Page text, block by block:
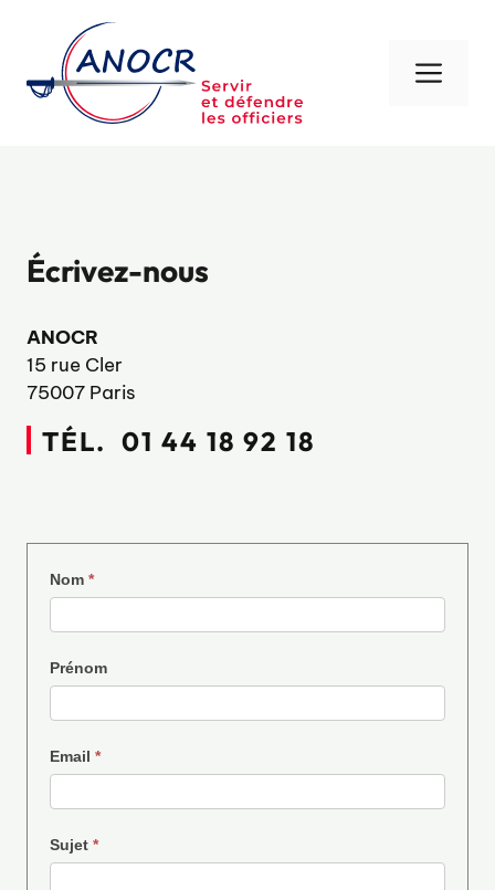
contenu
Écrivez-nous
ANOCR
15 rue Cler
75007 Paris
TÉL. 01 44 18 92 18
Contact
Nom *
Prénom
Email *
Sujet *